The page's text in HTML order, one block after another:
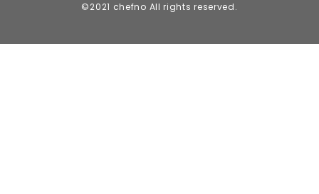
©2021 chefno All rights reserved.